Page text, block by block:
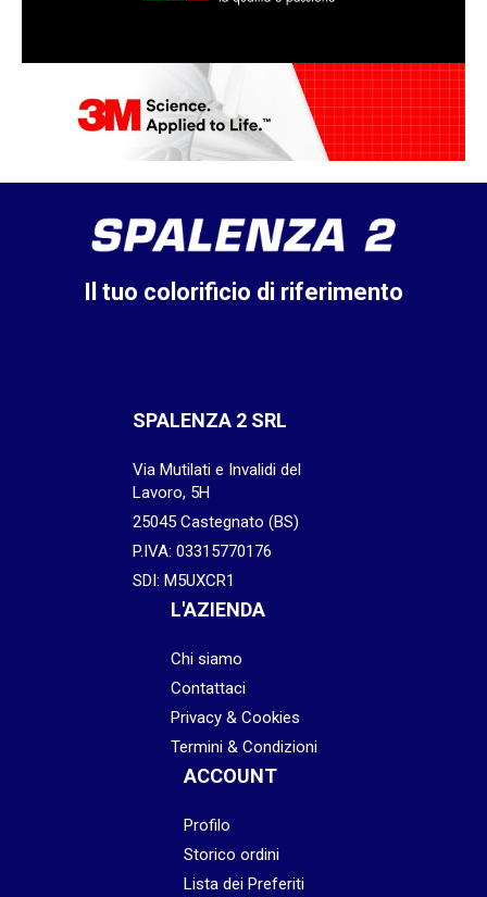
Il tuo colorificio di riferimento
SPALENZA 2 SRL
Via Mutilati e Invalidi del
Lavoro, 5H
25045 Castegnato (BS)
P.IVA: 03315770176
SDI: M5UXCR1
L'AZIENDA
Chi siamo
Contattaci
Privacy & Cookies
Termini & Condizioni
ACCOUNT
Profilo
Storico ordini
Lista dei Preferiti